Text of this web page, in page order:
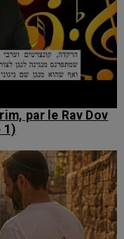
par le Rav Dov
1)